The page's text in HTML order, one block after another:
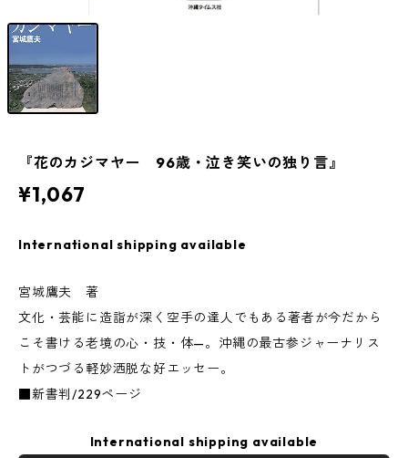
『花のカジマヤー 96歳・泣き笑いの独り言』
¥1,067
International shipping available
宮城鷹夫 著
文化・芸能に造詣が深く空手の達人でもある著者が今だから
こそ書ける老境の心・技・体—。沖縄の最古参ジャーナリス
トがつづる軽妙洒脱な好エッセー。
■新書判/229ページ
International shipping available